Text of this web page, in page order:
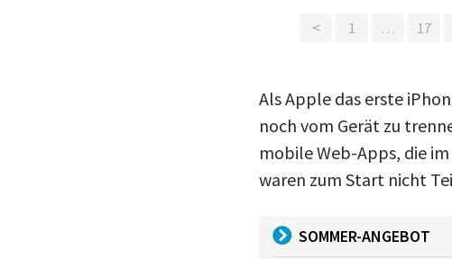
< 1 … 17
Als Apple das erste
noch vom Gerät zu
mobile Web-Apps, die
waren zum Start nicht
SOMMER-ANGEBOT